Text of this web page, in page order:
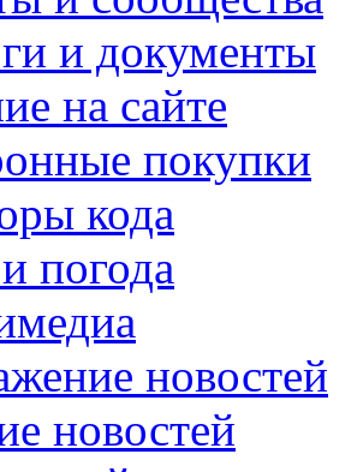
и документы
на сайте
покупки
кода
погода
новостей
новостей